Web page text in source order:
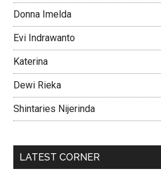
Donna Imelda
Evi Indrawanto
Katerina
Dewi Rieka
Shintaries Nijerinda
LATEST CORNER